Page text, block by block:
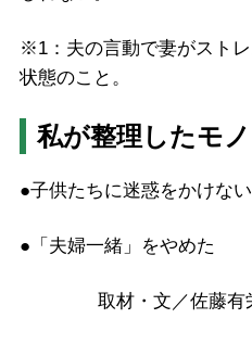
※1：夫の言動で妻がスト
状態のこと。
私が整理したモ
●子供たちに迷惑をかけな
●「夫婦一緒」をやめた
取材・文／佐藤